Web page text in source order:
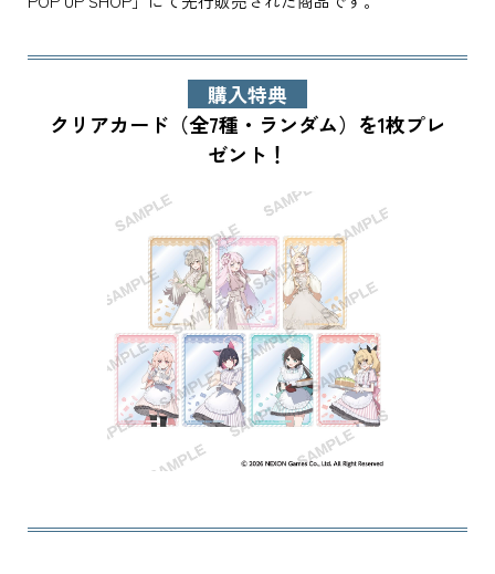
購入特典
クリアカード（全7種・ランダム）を1枚プレ
ゼント！